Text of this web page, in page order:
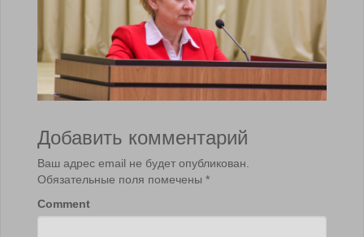
Добавить комментарий
Ваш адрес email не будет опубликован.
Обязательные поля помечены *
Comment